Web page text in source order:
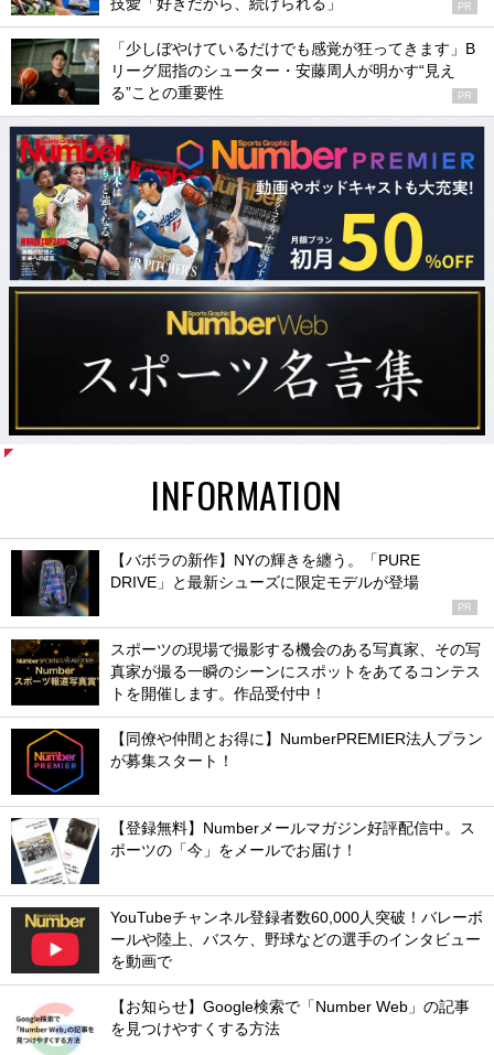
技愛「好きだから、続けられる」
PR
「少しぼやけているだけでも感覚が狂ってきます」B
リーグ屈指のシューター・安藤周人が明かす“見え
る”ことの重要性
PR
INFORMATION
【バボラの新作】NYの輝きを纏う。「PURE
DRIVE」と最新シューズに限定モデルが登場
PR
スポーツの現場で撮影する機会のある写真家、その写
真家が撮る一瞬のシーンにスポットをあてるコンテス
トを開催します。作品受付中！
【同僚や仲間とお得に】NumberPREMIER法人プラン
が募集スタート！
【登録無料】Numberメールマガジン好評配信中。ス
ポーツの「今」をメールでお届け！
YouTubeチャンネル登録者数60,000人突破！バレーボ
ールや陸上、バスケ、野球などの選手のインタビュー
を動画で
【お知らせ】Google検索で「Number Web」の記事
を見つけやすくする方法